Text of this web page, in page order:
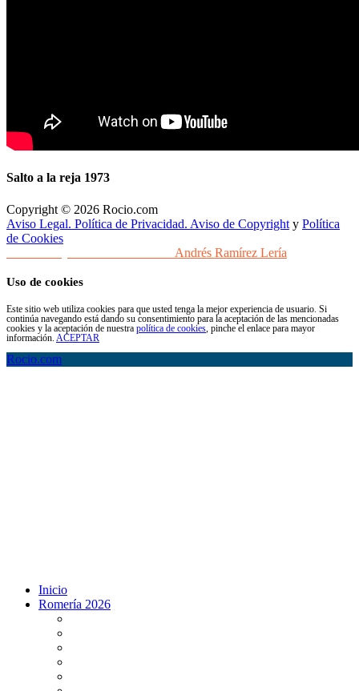
Salto a la reja 1973
Copyright © 2026 Rocio.com
Aviso Legal. Política de Privacidad. Aviso de Copyright y Política
de Cookies
Andrés Ramírez Lería
Uso de cookies
Este sitio web utiliza cookies para que usted tenga la mejor experiencia de usuario. Si
continúa navegando está dando su consentimiento para la aceptación de las mencionadas
cookies y la aceptación de nuestra política de cookies , pinche el enlace para mayor
información. ACEPTAR
Rocio.com
Inicio
Romería 2026